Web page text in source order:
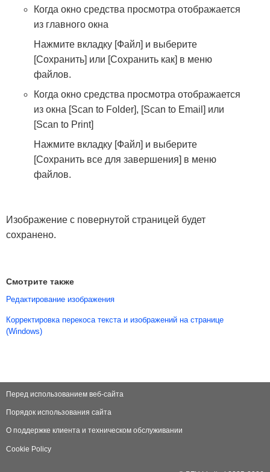
Когда окно средства просмотра отображается
из главного окна
Нажмите вкладку [Файл] и выберите
[Сохранить] или [Сохранить как] в меню
файлов.
Когда окно средства просмотра отображается
из окна [Scan to Folder], [Scan to Email] или
[Scan to Print]
Нажмите вкладку [Файл] и выберите
[Сохранить все для завершения] в меню
файлов.
Изображение с повернутой страницей будет
сохранено.
Смотрите также
Редактирование изображения
Корректировка перекоса текста и изображений на странице
(Windows)
Перед использованием веб-сайта
Порядок использования сайта
О поддержке клиента и техническом обслуживании
Cookie Policy